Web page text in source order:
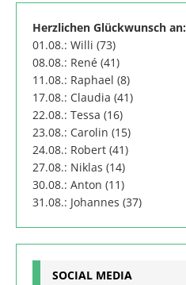
Herzlichen Glückwunsch an:
01.08.: Willi (73)
08.08.: René (41)
11.08.: Raphael (8)
17.08.: Claudia (41)
22.08.: Tessa (16)
23.08.: Carolin (15)
24.08.: Robert (41)
27.08.: Niklas (14)
30.08.: Anton (11)
31.08.: Johannes (37)
SOCIAL MEDIA